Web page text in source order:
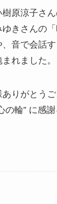
原涼子さ
きさんの「
音で会話
れました。
りがとうご
の輪” に感